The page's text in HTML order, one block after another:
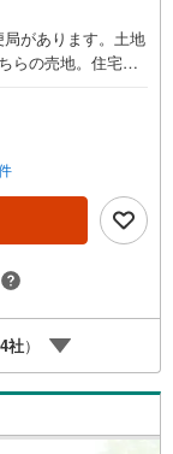
があります。土地
らの売地。住宅用
時に、大きな価
居専用地域のメ
気物件は特にお
話下さい。「室
頂くとご見学がス
っております。○住
スタッフが親身に
お気軽にお問い合
車でのお越しも
4社）